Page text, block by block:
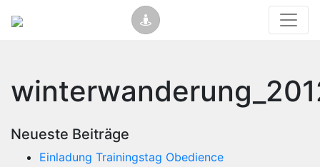
Neueste Beiträge
Einladung Trainingstag Obedience